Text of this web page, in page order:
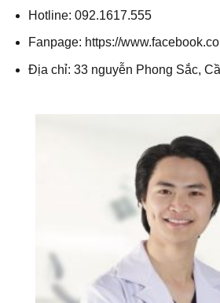
Hotline: 092.1617.555
Fanpage: https://
Địa chỉ: 33 nguyễn Phong Sắc,